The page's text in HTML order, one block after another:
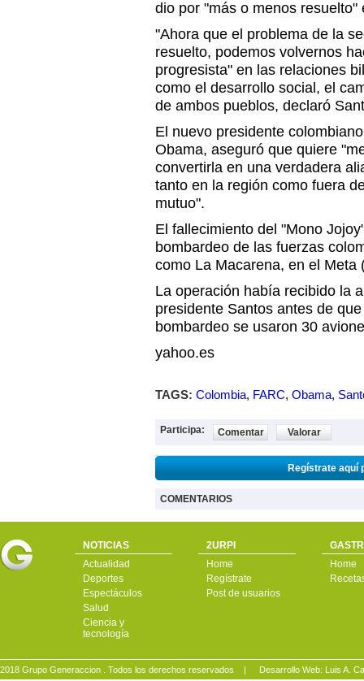
dio por "más o menos
"Ahora que el problema de la
resuelto, podemos volvernos
progresista" en las relaciones
como el desarrollo social, el
de ambos pueblos, declaró
El nuevo presidente
Obama, aseguró que quiere
convertirla en una verdadera
tanto en la región como fuera
mutuo".
El fallecimiento del "Mono
bombardeo de las fuerzas
como La Macarena, en el Meta
La operación había recibido la
presidente Santos antes de
bombardeo se usaron 30
yahoo.es
TAGS: Colombia, FARC, Obama,
Participa: Comentar Valorar
Regístrate aquí
COMENTARIOS
NOTICIAS
Actualidad
Deportes
Espectáculos
Salud
Ciencia y
tecnología
2URPI
Home
Regístrate
Post de usuarios
Home
2018 Grupo Generaccion . Todos los derechos reservados | Desarrollo Web: Luis